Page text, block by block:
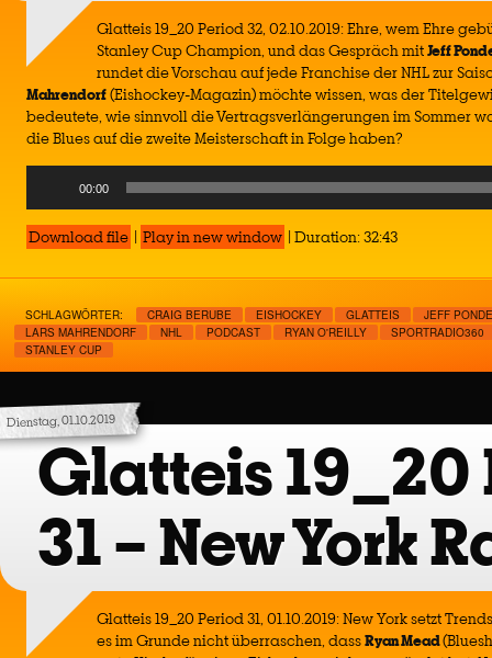
Glatteis 19_20 Period 32, 02.10.2019: Ehre, wem Ehre
Stanley Cup Champion, und das Gespräch mitJeff
rundet die Vorschau auf jede Franchise der NHL zur
Mahrendorf(Eishockey-Magazin) möchte wissen, was der
bedeutete, wie sinnvoll die Vertragsverlängerungen im Sommer
die Blues auf die zweite Meisterschaft in Folge haben?
00:00
Download file | Play in new window | Duration: 32:43
SCHLAGWÖRTER: CRAIG BERUBE EISHOCKEY GLATTEIS
JEFF
LARS MAHRENDORF
NHL PODCAST RYAN O'REILLY
SPORTRADIO360
STANLEY CUP
Dienstag, 01.10.2019
Glatteis 19_20
31 – New York
Glatteis 19_20 Period 31, 01.10.2019: New York setzt
es im Grunde nicht überraschen, dassRyan Mead